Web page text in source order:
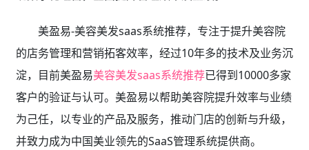
美盈易-美容美发saas系统推荐，专注于提升美容院
的店务管理和营销拓客效率，经过10年多的技术及业务沉
淀，目前美盈易美容美发saas系统推荐已得到10000多家
客户的验证与认可。美盈易以帮助美容院提升效率与业绩
为己任，以专业的产品及服务，推动门店的创新与升级，
并致力成为中国美业领先的SaaS管理系统提供商。